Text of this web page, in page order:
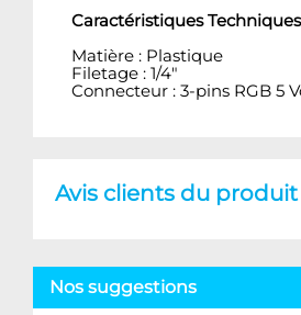
Caractéristiques
Matière : Plastique
Filetage : 1/4"
Connecteur : 3-pins RGB 5
Avis clients du produit
Nos suggestions